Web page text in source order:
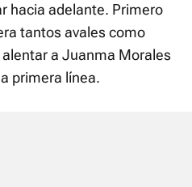
hacia adelante. Primero
tantos avales como
a Juanma Morales
primera línea.